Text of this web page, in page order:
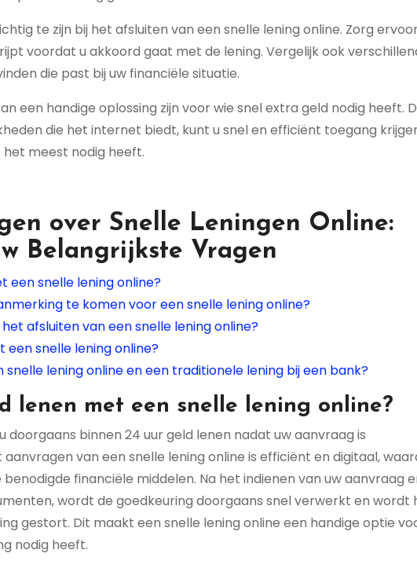
te zijn bij het afsluiten van een snelle lening online. Zorg
voordat u akkoord gaat met de lening. Vergelijk ook
die past bij uw financiële situatie.
een handige oplossing zijn voor wie snel extra geld nodig heeft.
die het internet biedt, kunt u snel en efficiënt toegang
meest nodig heeft.
over Snelle Leningen Online:
Belangrijkste Vragen
een snelle lening online?
te komen voor een snelle lening online?
afsluiten van een snelle lening online?
een snelle lening online?
lening online en een traditionele lening bij een bank?
lenen met een snelle lening online?
doorgaans binnen 24 uur geld lenen nadat uw aanvraag is
van een snelle lening online is efficiënt en digitaal,
financiële middelen. Na het indienen van uw aanvraag
wordt de goedkeuring doorgaans snel verwerkt en wordt
gestort. Dit maakt een snelle lening online een handige optie
nodig heeft.